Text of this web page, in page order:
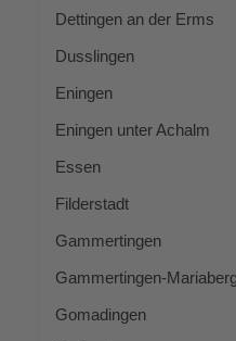
Det­tin­gen an der Erms
Duss­lin­gen
Enin­gen
Enin­gen unter Achalm
Essen
Fil­der­stadt
Gam­mer­tin­gen
Gam­mer­tin­gen-
Goma­din­gen